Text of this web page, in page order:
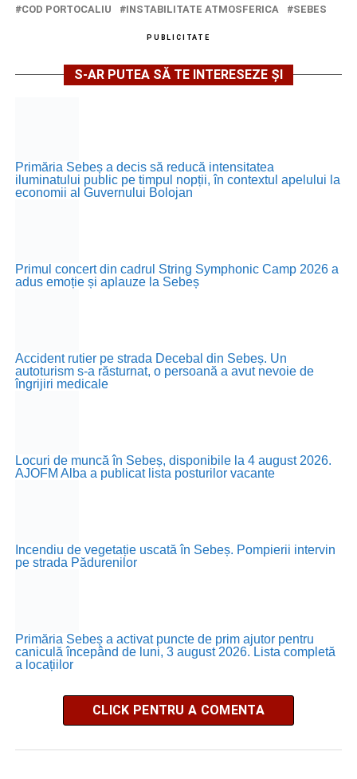
COD PORTOCALIU
INSTABILITATE ATMOSFERICA SEBES
PUBLICITATE
S-AR PUTEA SĂ TE INTERESEZE ȘI
Primăria Sebeș a decis să reducă intensitatea
iluminatului public pe timpul nopții, în contextul apelului la
economii al Guvernului Bolojan
Primul concert din cadrul String Symphonic Camp 2026 a
adus emoție și aplauze la Sebeș
Accident rutier pe strada Decebal din Sebeș. Un
autoturism s-a răsturnat, o persoană a avut nevoie de
îngrijiri medicale
Locuri de muncă în Sebeș, disponibile la 4 august 2026.
AJOFM Alba a publicat lista posturilor vacante
Incendiu de vegetație uscată în Sebeș. Pompierii intervin
pe strada Pădurenilor
Primăria Sebeș a activat puncte de prim ajutor pentru
caniculă începând de luni, 3 august 2026. Lista completă
a locațiilor
CLICK PENTRU A COMENTA